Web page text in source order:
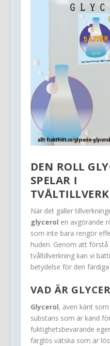
DEN ROLL
SPELAR I
När det gäller
glycerol en avgörande
som inte bara rengör
huden. Genom att
tvåltillverkning kan vi
betydelse för den
VAD ÄR
Glycerol, även känt
substans som är känd
fuktighetsbevarande
färglös vätska som är